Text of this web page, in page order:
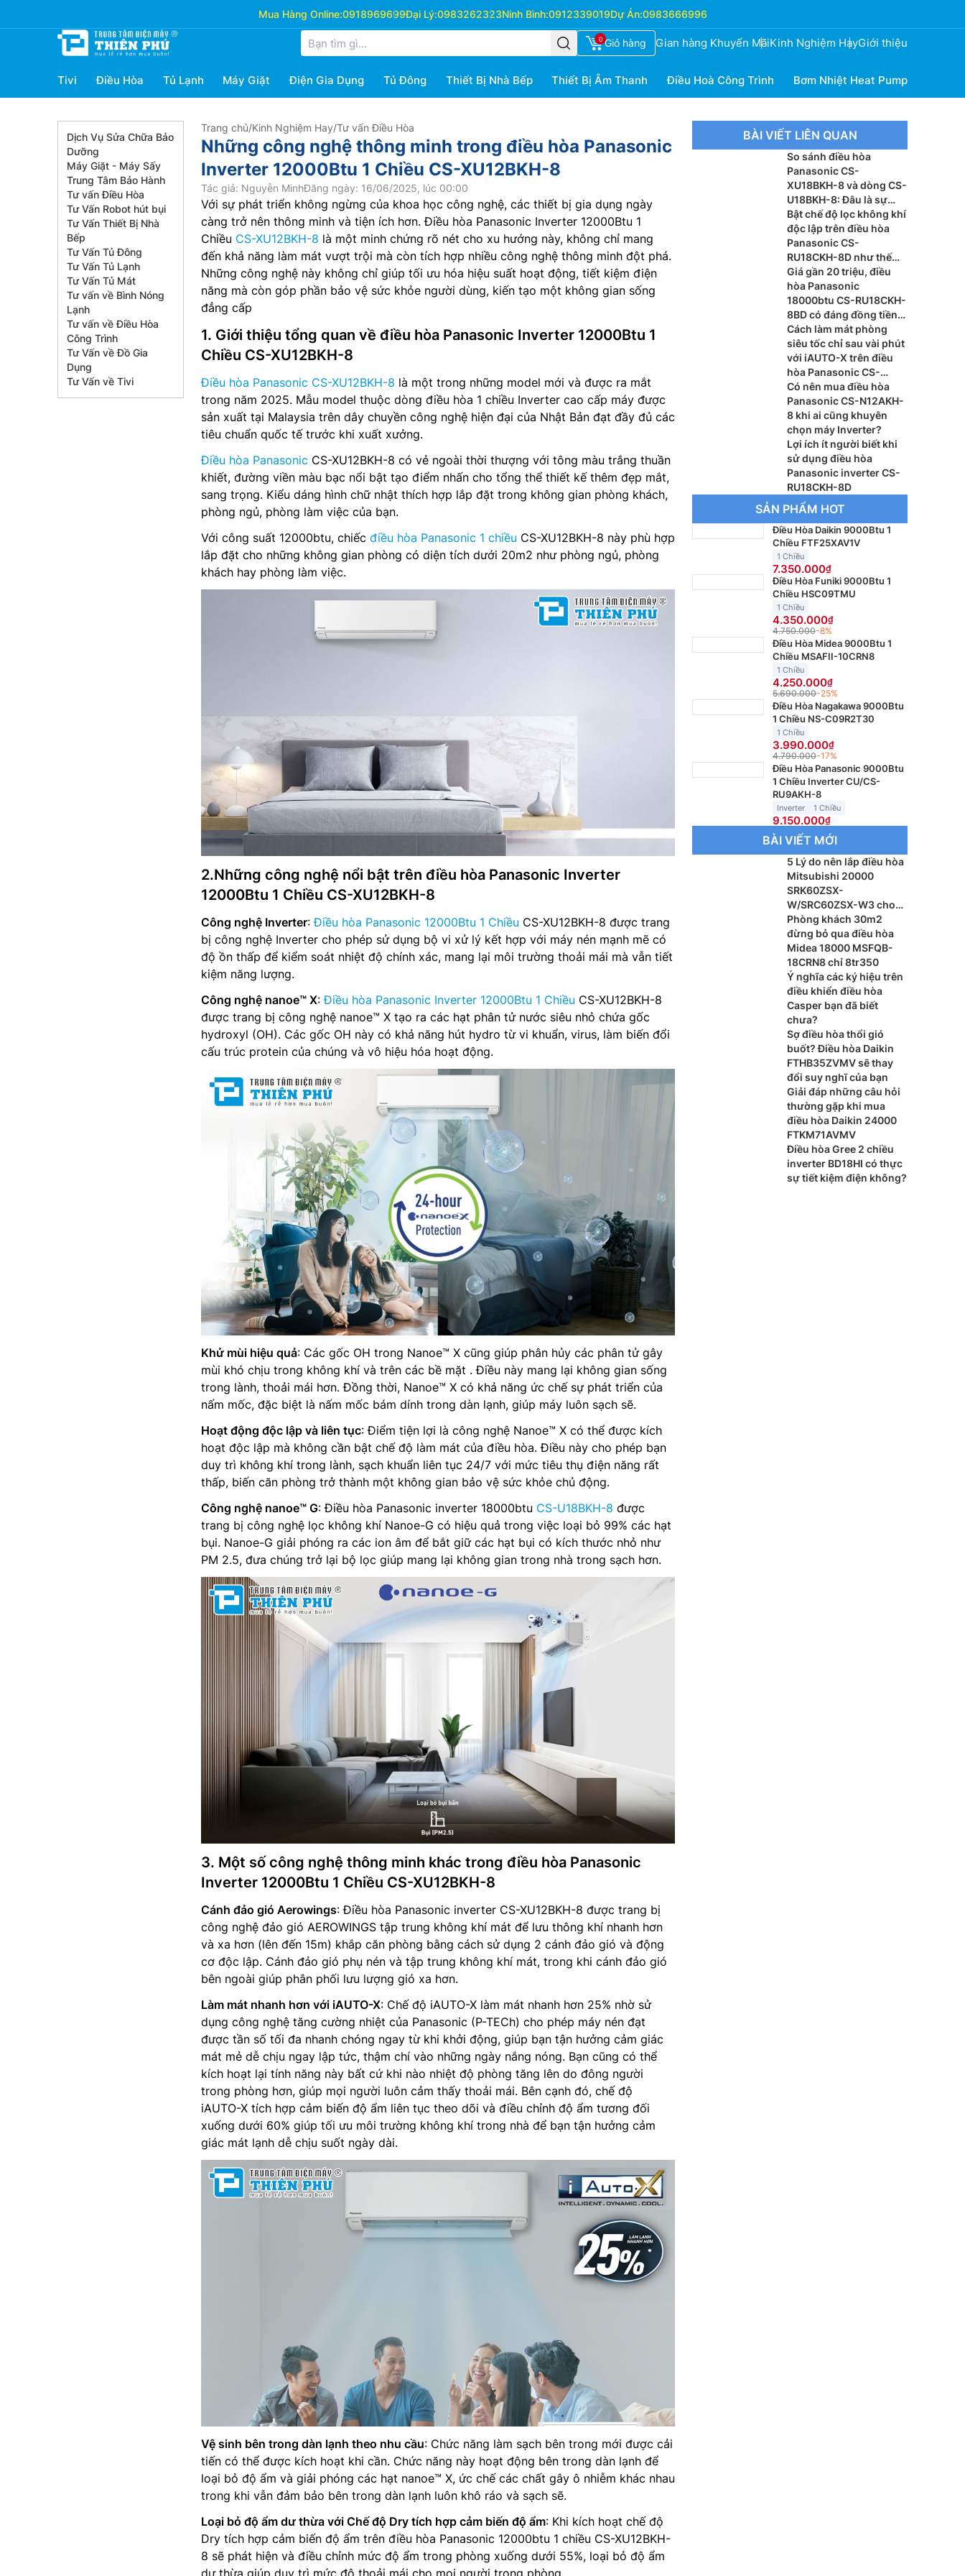
Mua Hàng Online:0918969699Đại Lý:0983262323Ninh Bình:0912339019Dự Án:0983666996
0 Giỏ hàng Gian hàng Khuyến MãiKinh Nghiệm HayGiới thiệu
Tivi Điều Hòa Tủ Lạnh Máy Giặt Điện Gia Dụng Tủ Đông Thiết Bị Nhà Bếp Thiết Bị Âm Thanh Điều Hoà Công Trình Bơm Nhiệt Heat Pump
Dịch Vụ Sửa Chữa Bảo
Dưỡng
Máy Giặt - Máy Sấy
Trung Tâm Bảo Hành
Tư vấn Điều Hòa
Tư Vấn Robot hút bụi
Tư Vấn Thiết Bị Nhà
Bếp
Tư Vấn Tủ Đông
Tư Vấn Tủ Lạnh
Tư Vấn Tủ Mát
Tư vấn về Bình Nóng
Lạnh
Tư vấn về Điều Hòa
Công Trình
Tư Vấn về Đồ Gia
Dụng
Tư Vấn về Tivi
Trang chủ/Kinh Nghiệm Hay/Tư vấn Điều Hòa
Những công nghệ thông minh trong điều hòa Panasonic
Inverter 12000Btu 1 Chiều CS-XU12BKH-8
Tác giả: Nguyễn MinhĐăng ngày: 16/06/2025, lúc 00:00
Với sự phát triển không ngừng của khoa học công nghệ, các thiết bị gia dụng ngày
càng trở nên thông minh và tiện ích hơn. Điều hòa Panasonic Inverter 12000Btu 1
Chiều CS-XU12BKH-8 là một minh chứng rõ nét cho xu hướng này, không chỉ mang
đến khả năng làm mát vượt trội mà còn tích hợp nhiều công nghệ thông minh đột phá.
Những công nghệ này không chỉ giúp tối ưu hóa hiệu suất hoạt động, tiết kiệm điện
năng mà còn góp phần bảo vệ sức khỏe người dùng, kiến tạo một không gian sống
đẳng cấp
1. Giới thiệu tổng quan về điều hòa Panasonic Inverter 12000Btu 1
Chiều CS-XU12BKH-8
Điều hòa Panasonic CS-XU12BKH-8 là một trong những model mới và được ra mắt
trong năm 2025. Mẫu model thuộc dòng điều hòa 1 chiều Inverter cao cấp máy được
sản xuất tại Malaysia trên dây chuyền công nghệ hiện đại của Nhật Bản đạt đầy đủ các
tiêu chuẩn quốc tế trước khi xuất xưởng.
Điều hòa Panasonic CS-XU12BKH-8 có vẻ ngoài thời thượng với tông màu trắng thuần
khiết, đường viền màu bạc nổi bật tạo điểm nhấn cho tổng thể thiết kế thêm đẹp mắt,
sang trọng. Kiểu dáng hình chữ nhật thích hợp lắp đặt trong không gian phòng khách,
phòng ngủ, phòng làm việc của bạn.
Với công suất 12000btu, chiếc điều hòa Panasonic 1 chiều CS-XU12BKH-8 này phù hợp
lắp đặt cho những không gian phòng có diện tích dưới 20m2 như phòng ngủ, phòng
khách hay phòng làm việc.
2.Những công nghệ nổi bật trên điều hòa Panasonic Inverter
12000Btu 1 Chiều CS-XU12BKH-8
Công nghệ Inverter:Điều hòa Panasonic 12000Btu 1 Chiều CS-XU12BKH-8 được trang
bị công nghệ Inverter cho phép sử dụng bộ vi xử lý kết hợp với máy nén mạnh mẽ có
độ ồn thấp để kiểm soát nhiệt độ chính xác, mang lại môi trường thoải mái mà vẫn tiết
kiệm năng lượng.
Công nghệ nanoe™ X:Điều hòa Panasonic Inverter 12000Btu 1 Chiều CS-XU12BKH-8
được trang bị công nghệ nanoe™ X tạo ra các hạt phân tử nước siêu nhỏ chứa gốc
hydroxyl (OH). Các gốc OH này có khả năng hút hydro từ vi khuẩn, virus, làm biến đổi
cấu trúc protein của chúng và vô hiệu hóa hoạt động.
Khử mùi hiệu quả: Các gốc OH trong Nanoe™ X cũng giúp phân hủy các phân tử gây
mùi khó chịu trong không khí và trên các bề mặt . Điều này mang lại không gian sống
trong lành, thoải mái hơn. Đồng thời, Nanoe™ X có khả năng ức chế sự phát triển của
nấm mốc, đặc biệt là nấm mốc bám dính trong dàn lạnh, giúp máy luôn sạch sẽ.
Hoạt động độc lập và liên tục: Điểm tiện lợi là công nghệ Nanoe™ X có thể được kích
hoạt độc lập mà không cần bật chế độ làm mát của điều hòa. Điều này cho phép bạn
duy trì không khí trong lành, sạch khuẩn liên tục 24/7 với mức tiêu thụ điện năng rất
thấp, biến căn phòng trở thành một không gian bảo vệ sức khỏe chủ động.
Công nghệ nanoe™ G: Điều hòa Panasonic inverter 18000btu CS-U18BKH-8 được
trang bị công nghệ lọc không khí Nanoe-G có hiệu quả trong việc loại bỏ 99% các hạt
bụi. Nanoe-G giải phóng ra các ion âm để bắt giữ các hạt bụi có kích thước nhỏ như
PM 2.5, đưa chúng trở lại bộ lọc giúp mang lại không gian trong nhà trong sạch hơn.
3. Một số công nghệ thông minh khác trong điều hòa Panasonic
Inverter 12000Btu 1 Chiều CS-XU12BKH-8
Cánh đảo gió Aerowings: Điều hòa Panasonic inverter CS-XU12BKH-8 được trang bị
công nghệ đảo gió AEROWINGS tập trung không khí mát để lưu thông khí nhanh hơn
và xa hơn (lên đến 15m) khắp căn phòng bằng cách sử dụng 2 cánh đảo gió và động
cơ độc lập. Cánh đảo gió phụ nén và tập trung không khí mát, trong khi cánh đảo gió
bên ngoài giúp phân phối lưu lượng gió xa hơn.
Làm mát nhanh hơn với iAUTO-X: Chế độ iAUTO-X làm mát nhanh hơn 25% nhờ sử
dụng công nghệ tăng cường nhiệt của Panasonic (P-TECh) cho phép máy nén đạt
được tần số tối đa nhanh chóng ngay từ khi khởi động, giúp bạn tận hưởng cảm giác
mát mẻ dễ chịu ngay lập tức, thậm chí vào những ngày nắng nóng. Bạn cũng có thể
kích hoạt lại tính năng này bất cứ khi nào nhiệt độ phòng tăng lên do đông người
trong phòng hơn, giúp mọi người luôn cảm thấy thoải mái. Bên cạnh đó, chế độ
iAUTO-X tích hợp cảm biến độ ẩm liên tục theo dõi và điều chỉnh độ ẩm tương đối
xuống dưới 60% giúp tối ưu môi trường không khí trong nhà để bạn tận hưởng cảm
giác mát lạnh dễ chịu suốt ngày dài.
Vệ sinh bên trong dàn lạnh theo nhu cầu: Chức năng làm sạch bên trong mới được cải
tiến có thể được kích hoạt khi cần. Chức năng này hoạt động bên trong dàn lạnh để
loại bỏ độ ẩm và giải phóng các hạt nanoe™ X, ức chế các chất gây ô nhiễm khác nhau
trong khi vẫn đảm bảo bên trong dàn lạnh luôn khô ráo và sạch sẽ.
Loại bỏ độ ẩm dư thừa với Chế độ Dry tích hợp cảm biến độ ẩm: Khi kích hoạt chế độ
Dry tích hợp cảm biến độ ẩm trên điều hòa Panasonic 12000btu 1 chiều CS-XU12BKH-
8 sẽ phát hiện và điều chỉnh mức độ ẩm trong phòng xuống dưới 55%, loại bỏ độ ẩm
dư thừa giúp duy trì mức độ thoải mái cho mọi người trong phòng.
BÀI VIẾT LIÊN QUAN
So sánh điều hòa
Panasonic CS-
XU18BKH-8 và dòng CS-
U18BKH-8: Đâu là sự
khác biệt?
Bật chế độ lọc không khí
độc lập trên điều hòa
Panasonic CS-
RU18CKH-8D như thế
nào?
Giá gần 20 triệu, điều
hòa Panasonic
18000btu CS-RU18CKH-
8BD có đáng đồng tiền
bát gạo?
Cách làm mát phòng
siêu tốc chỉ sau vài phút
với iAUTO-X trên điều
hòa Panasonic CS-
AU9BKH-8
Có nên mua điều hòa
Panasonic CS-N12AKH-
8 khi ai cũng khuyên
chọn máy Inverter?
Lợi ích ít người biết khi
sử dụng điều hòa
Panasonic inverter CS-
RU18CKH-8D
SẢN PHẨM HOT
Điều Hòa Daikin 9000Btu 1
Chiều FTF25XAV1V
1 Chiều
7.350.000
Điều Hòa Funiki 9000Btu 1
Chiều HSC09TMU
1 Chiều
4.350.000
4.750.000-8%
Điều Hòa Midea 9000Btu 1
Chiều MSAFII-10CRN8
1 Chiều
4.250.000
5.690.000-25%
Điều Hòa Nagakawa 9000Btu
1 Chiều NS-C09R2T30
1 Chiều
3.990.000
4.790.000-17%
Điều Hòa Panasonic 9000Btu
1 Chiều Inverter CU/CS-
RU9AKH-8
Inverter 1 Chiều
9.150.000
BÀI VIẾT MỚI
5 Lý do nên lắp điều hòa
Mitsubishi 20000
SRK60ZSX-
W/SRC60ZSX-W3 cho
phòng khách
Phòng khách 30m2
đừng bỏ qua điều hòa
Midea 18000 MSFQB-
18CRN8 chỉ 8tr350
Ý nghĩa các ký hiệu trên
điều khiển điều hòa
Casper bạn đã biết
chưa?
Sợ điều hòa thổi gió
buốt? Điều hòa Daikin
FTHB35ZVMV sẽ thay
đổi suy nghĩ của bạn
Giải đáp những câu hỏi
thường gặp khi mua
điều hòa Daikin 24000
FTKM71AVMV
Điều hòa Gree 2 chiều
inverter BD18HI có thực
sự tiết kiệm điện không?